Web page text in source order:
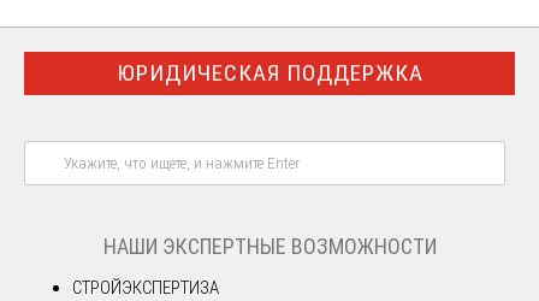
ЮРИДИЧЕСКАЯ ПОДДЕРЖКА
НАШИ ЭКСПЕРТНЫЕ ВОЗМОЖНОСТИ
СТРОЙЭКСПЕРТИЗА